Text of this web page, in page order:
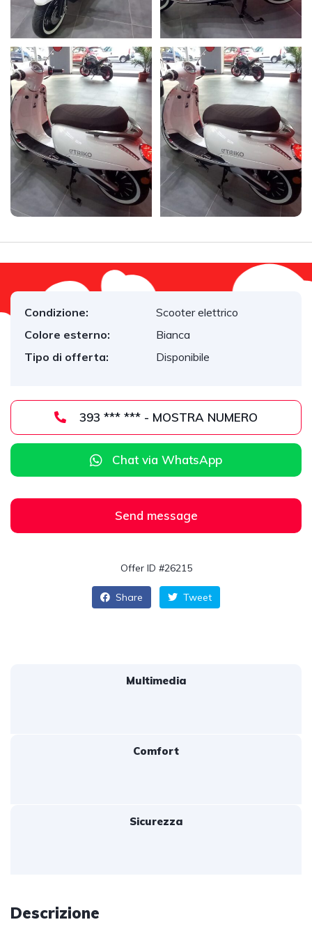
Condizione:
Scooter elettrico
Colore esterno:
Bianca
Tipo di offerta:
Disponibile
393 *** *** - MOSTRA NUMERO
Chat via WhatsApp
Send message
Offer ID #26215
Share Tweet
Multimedia
Comfort
Sicurezza
Descrizione